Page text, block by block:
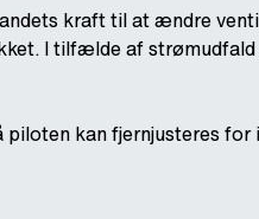
kraft til at ændre
I tilfælde af
kan fjernjusteres for